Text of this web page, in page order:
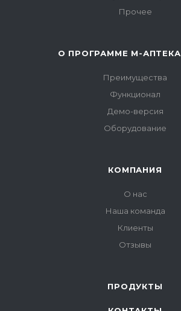
Прочее
О ПРОГРАММЕ М-
Преимущества
Функционал
Демо-версия
Оборудование
КОМПАНИЯ
О нас
Наша команда
Клиенты
Отзывы
ПРОДУКТЫ